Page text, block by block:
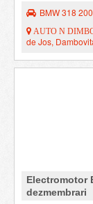
BMW 318
AUTO N
de Jos,
Electromotor
dezmembrari